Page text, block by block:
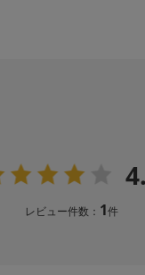
レビュー件数： 1件